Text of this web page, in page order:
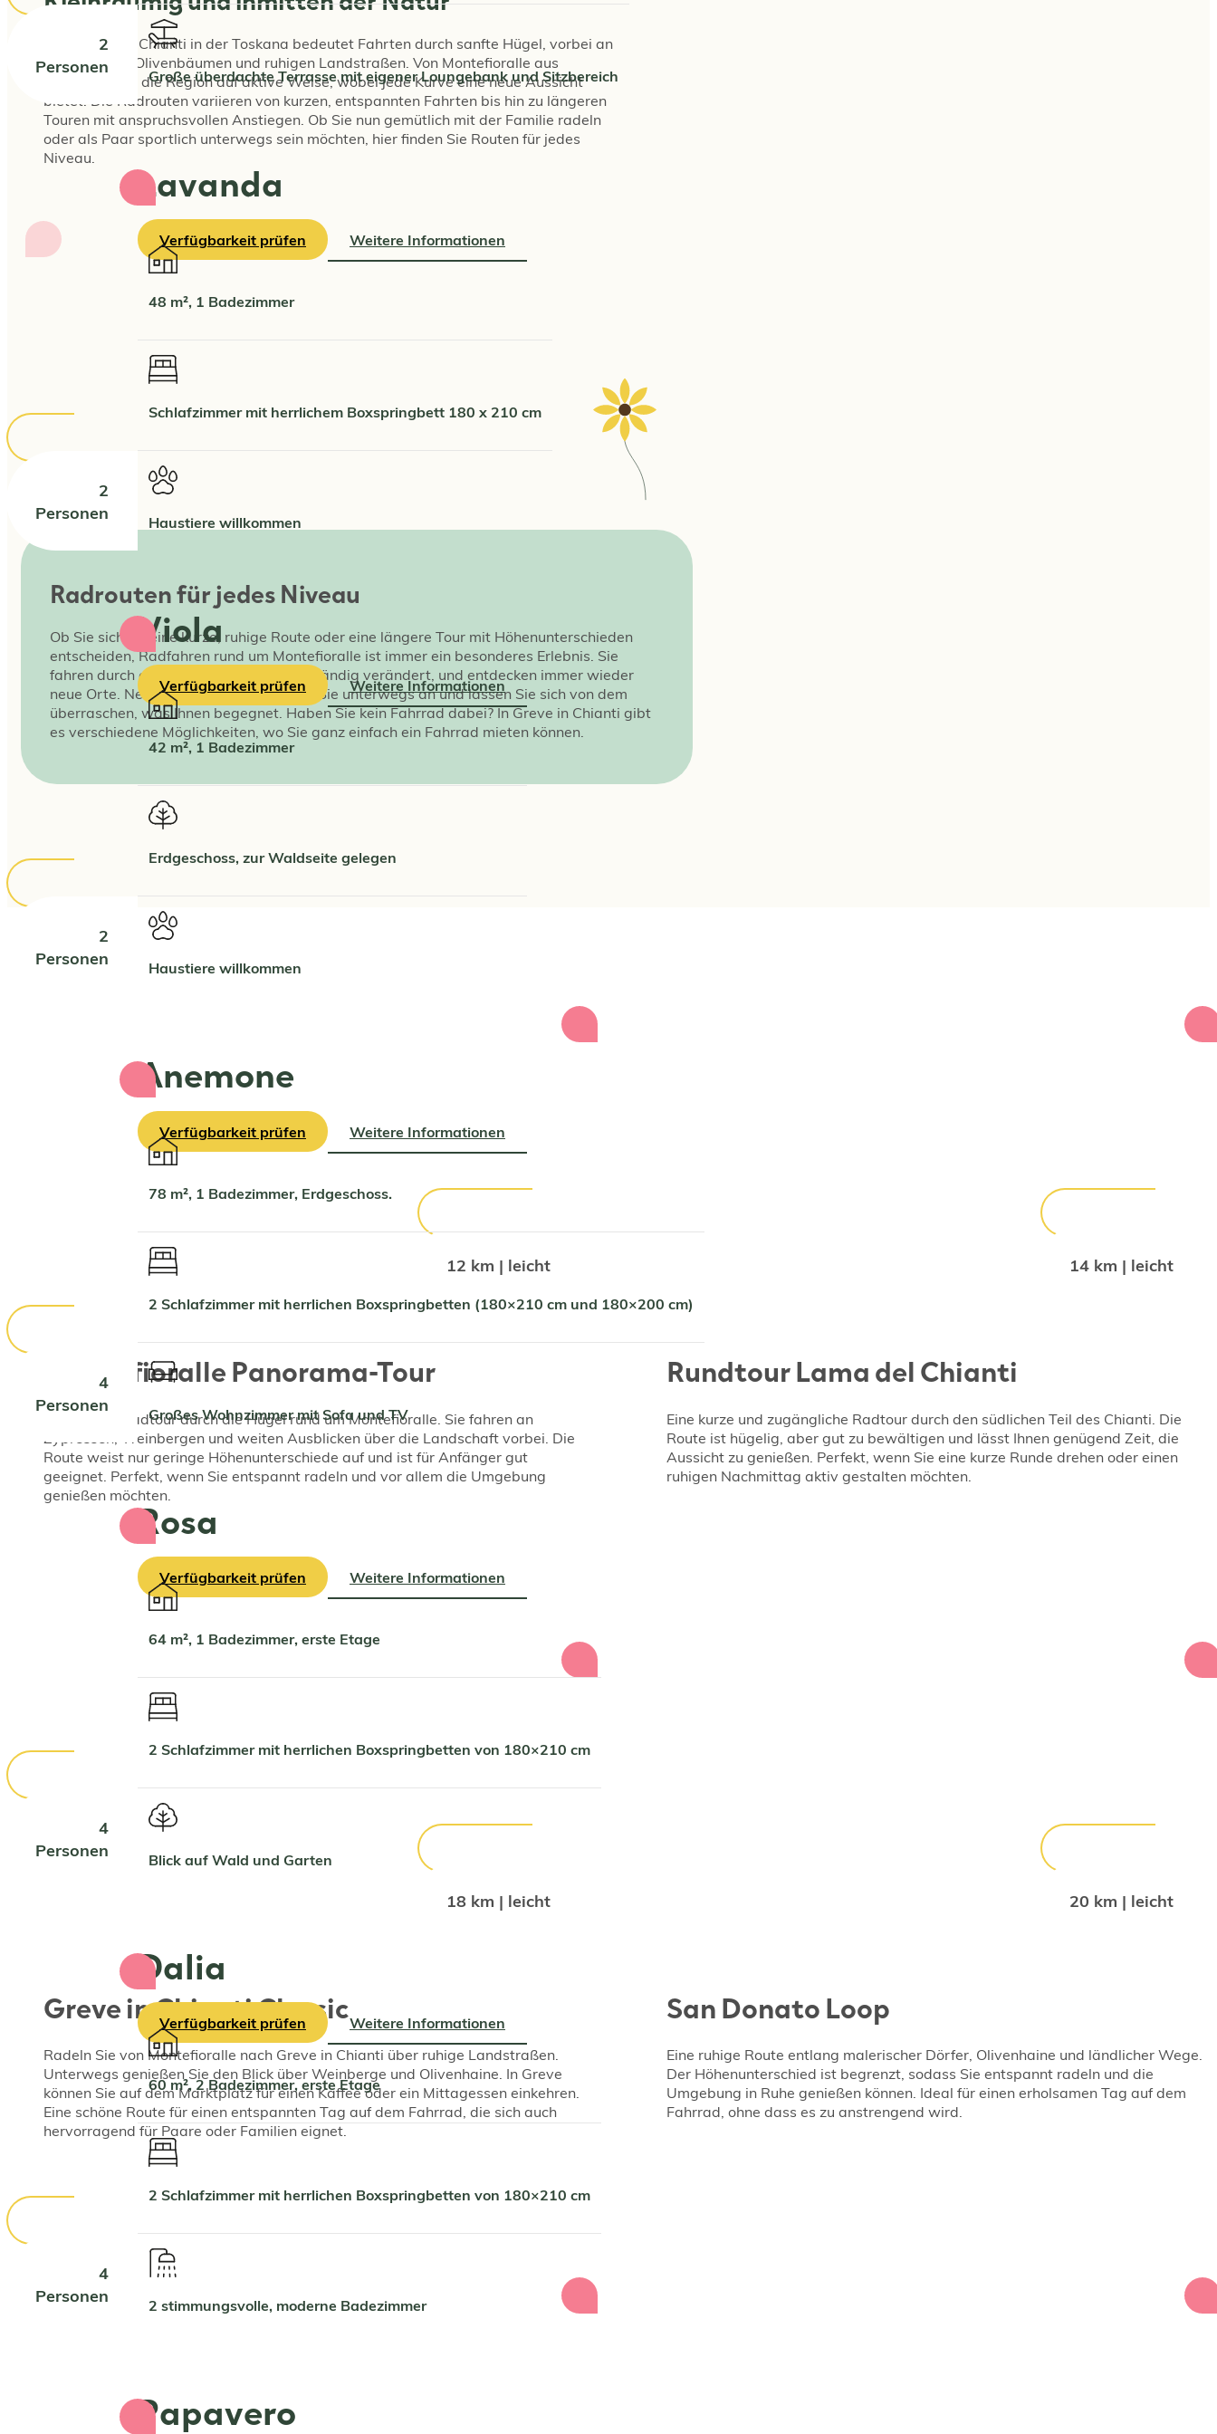
2
Personen
Große überdachte Terrasse mit eigener Loungebank und Sitzbereich
Verfügbarkeit prüfen Weitere Informationen
2
Personen
Lavanda
48 m², 1 Badezimmer
Schlafzimmer mit herrlichem Boxspringbett 180 x 210 cm
Haustiere willkommen
Verfügbarkeit prüfen Weitere Informationen
2
Personen
Viola
42 m², 1 Badezimmer
Erdgeschoss, zur Waldseite gelegen
Haustiere willkommen
Verfügbarkeit prüfen Weitere Informationen
4
Personen
Anemone
78 m², 1 Badezimmer, Erdgeschoss.
2 Schlafzimmer mit herrlichen Boxspringbetten (180×210 cm und 180×200 cm)
Großes Wohnzimmer mit Sofa und TV
Verfügbarkeit prüfen Weitere Informationen
4
Personen
Rosa
64 m², 1 Badezimmer, erste Etage
2 Schlafzimmer mit herrlichen Boxspringbetten von 180×210 cm
Blick auf Wald und Garten
Verfügbarkeit prüfen Weitere Informationen
4
Personen
Dalia
60 m², 2 Badezimmer, erste Etage
2 Schlafzimmer mit herrlichen Boxspringbetten von 180×210 cm
2 stimmungsvolle, moderne Badezimmer
Papavero
Radfahren im Chianti in der Toskana bedeutet Fahrten durch sanfte Hügel, vorbei an
Weinbergen, Olivenbäumen und ruhigen Landstraßen. Von Montefioralle aus
entdecken Sie die Region auf aktive Weise, wobei jede Kurve eine neue Aussicht
bietet. Die Radrouten variieren von kurzen, entspannten Fahrten bis hin zu längeren
Touren mit anspruchsvollen Anstiegen. Ob Sie nun gemütlich mit der Familie radeln
oder als Paar sportlich unterwegs sein möchten, hier finden Sie Routen für jedes
Niveau.
Radrouten für jedes Niveau
Ob Sie sich für eine kurze, ruhige Route oder eine längere Tour mit Höhenunterschieden
entscheiden, Radfahren rund um Montefioralle ist immer ein besonderes Erlebnis. Sie
fahren durch eine Landschaft, die sich ständig verändert, und entdecken immer wieder
neue Orte. Nehmen Sie sich Zeit, halten Sie unterwegs an und lassen Sie sich von dem
überraschen, was Ihnen begegnet. Haben Sie kein Fahrrad dabei? In Greve in Chianti gibt
es verschiedene Möglichkeiten, wo Sie ganz einfach ein Fahrrad mieten können.
12 km | leicht
Montefioralle Panorama-Tour
Eine ruhige Radtour durch die Hügel rund um Montefioralle. Sie fahren an
Zypressen, Weinbergen und weiten Ausblicken über die Landschaft vorbei. Die
Route weist nur geringe Höhenunterschiede auf und ist für Anfänger gut
geeignet. Perfekt, wenn Sie entspannt radeln und vor allem die Umgebung
genießen möchten.
14 km | leicht
Rundtour Lama del Chianti
Eine kurze und zugängliche Radtour durch den südlichen Teil des Chianti. Die
Route ist hügelig, aber gut zu bewältigen und lässt Ihnen genügend Zeit, die
Aussicht zu genießen. Perfekt, wenn Sie eine kurze Runde drehen oder einen
ruhigen Nachmittag aktiv gestalten möchten.
18 km | leicht
Greve in Chianti Classic
Radeln Sie von Montefioralle nach Greve in Chianti über ruhige Landstraßen.
Unterwegs genießen Sie den Blick über Weinberge und Olivenhaine. In Greve
können Sie auf dem Marktplatz für einen Kaffee oder ein Mittagessen einkehren.
Eine schöne Route für einen entspannten Tag auf dem Fahrrad, die sich auch
hervorragend für Paare oder Familien eignet.
20 km | leicht
San Donato Loop
Eine ruhige Route entlang malerischer Dörfer, Olivenhaine und ländlicher Wege.
Der Höhenunterschied ist begrenzt, sodass Sie entspannt radeln und die
Umgebung in Ruhe genießen können. Ideal für einen erholsamen Tag auf dem
Fahrrad, ohne dass es zu anstrengend wird.